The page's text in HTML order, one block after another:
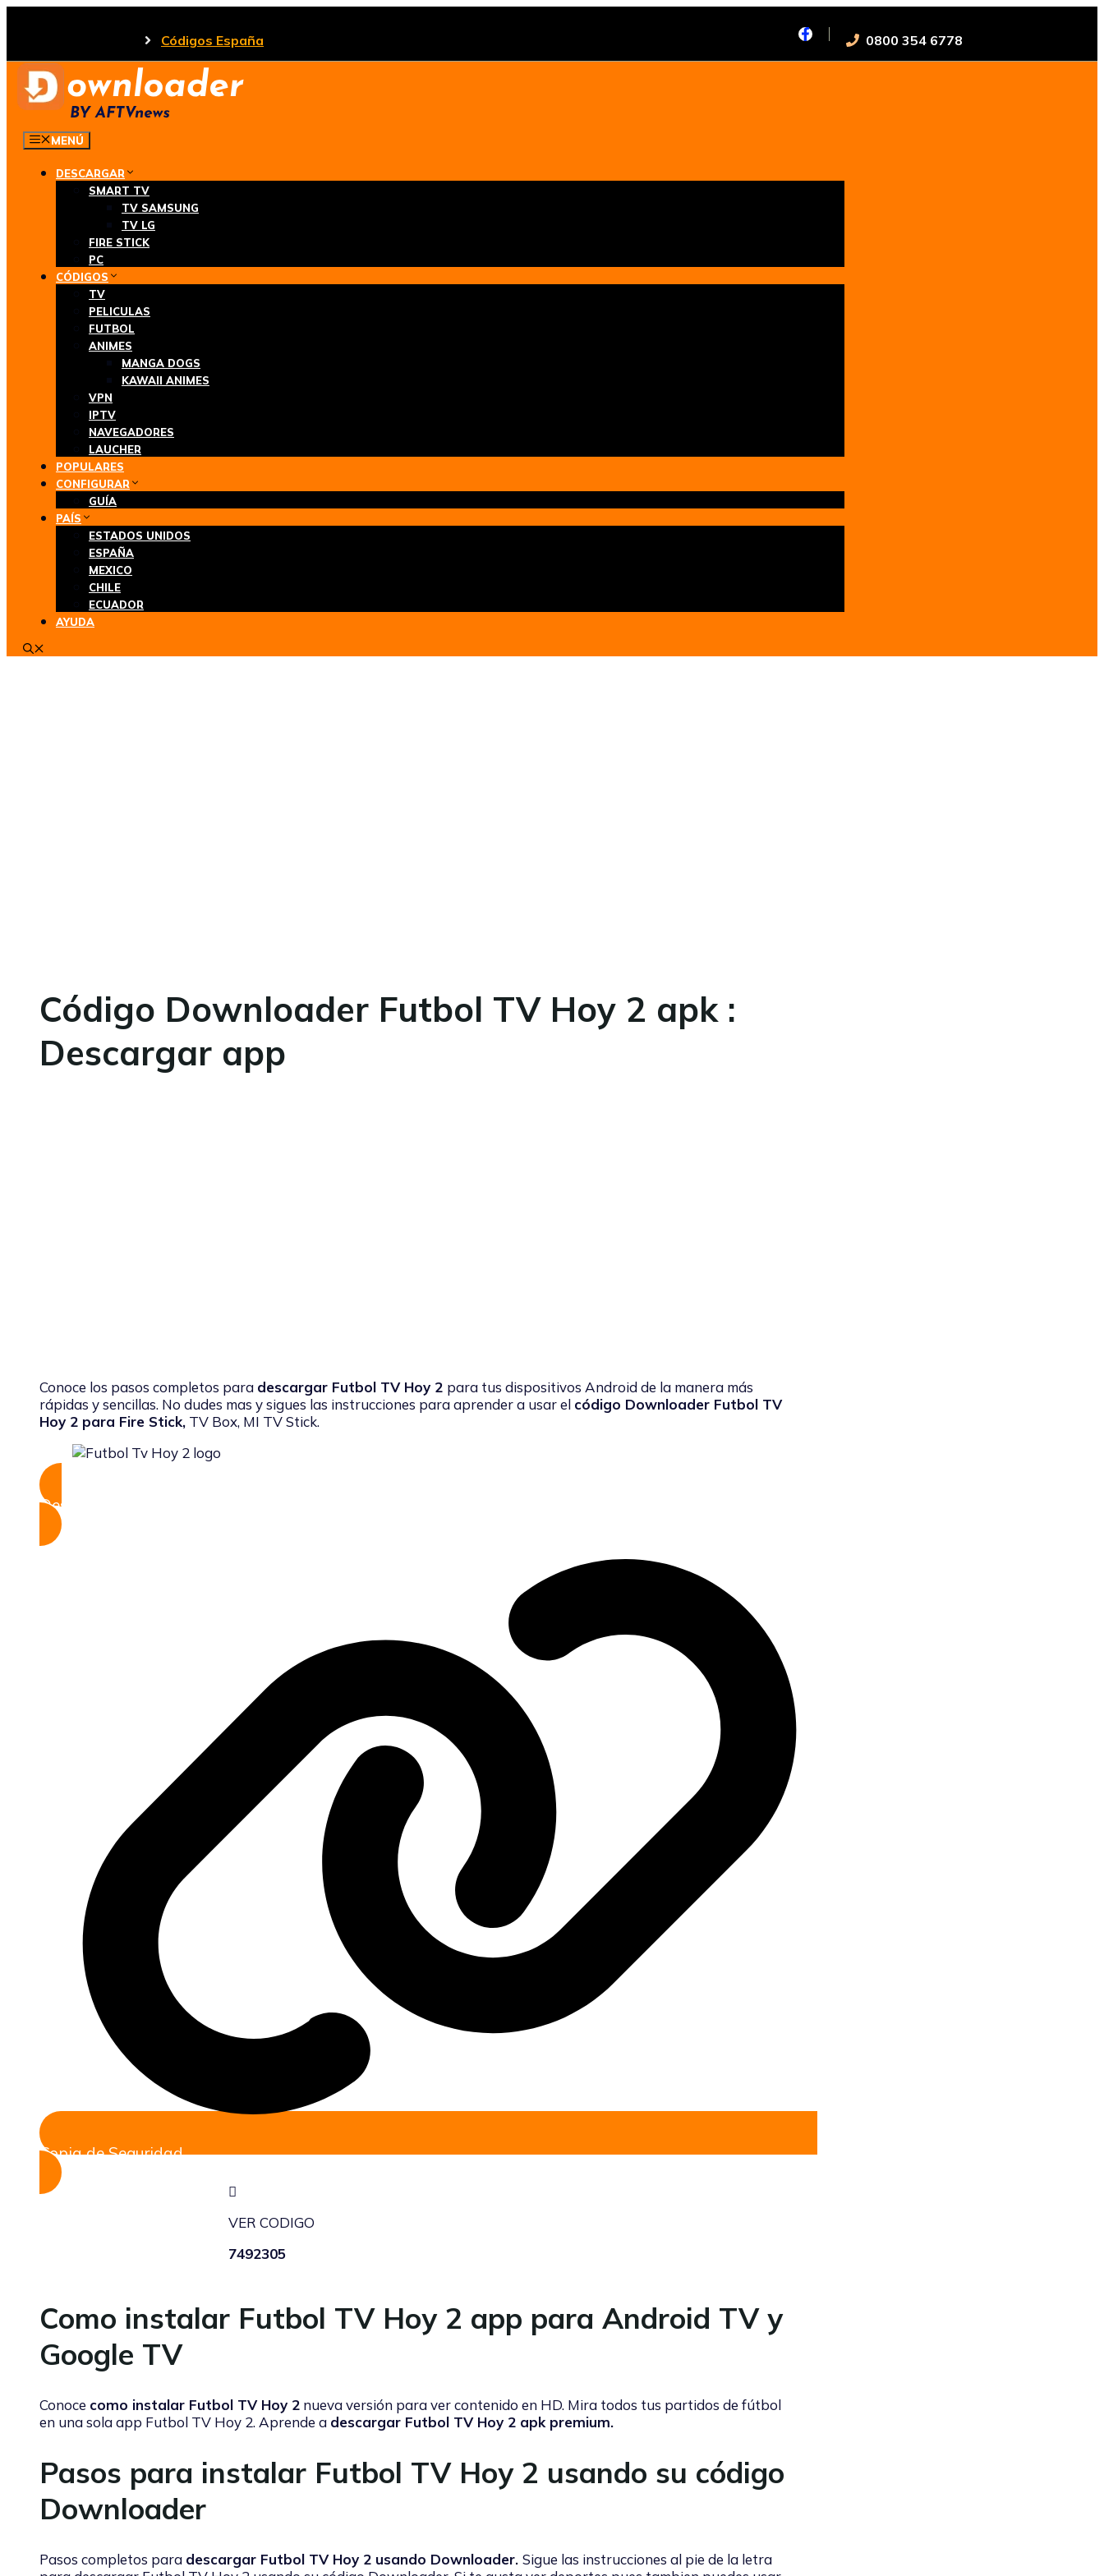
Códigos España 0800 354 6778
MENÚ
DESCARGAR
SMART TV
TV SAMSUNG
TV LG
FIRE STICK
PC
CÓDIGOS
TV
PELICULAS
FUTBOL
ANIMES
MANGA DOGS
KAWAII ANIMES
VPN
IPTV
NAVEGADORES
LAUCHER
POPULARES
CONFIGURAR
GUÍA
PAÍS
ESTADOS UNIDOS
ESPAÑA
MEXICO
CHILE
ECUADOR
AYUDA
Código Downloader Futbol TV Hoy 2 apk :
Descargar app
Conoce los pasos completos para descargar Futbol TV Hoy 2 para tus dispositivos Android de la manera más
rápidas y sencillas. No dudes mas y sigues las instrucciones para aprender a usar el código Downloader Futbol TV
Hoy 2 para Fire Stick, TV Box, MI TV Stick.
Descargar Apk
Copia de Seguridad
VER CODIGO
7492305
Como instalar Futbol TV Hoy 2 app para Android TV y
Google TV
Conoce como instalar Futbol TV Hoy 2 nueva versión para ver contenido en HD. Mira todos tus partidos de fútbol
en una sola app Futbol TV Hoy 2. Aprende a descargar Futbol TV Hoy 2 apk premium.
Pasos para instalar Futbol TV Hoy 2 usando su código
Downloader
Pasos completos para descargar Futbol TV Hoy 2 usando Downloader. Sigue las instrucciones al pie de la letra